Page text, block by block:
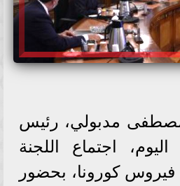
مدبولي، رئيس
اجتماع اللجنة
فيروس كورونا، بحضور